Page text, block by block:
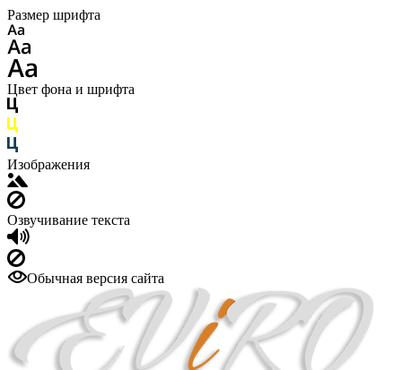
Размер шрифта
Цвет фона и шрифта
Изображения
Озвучивание текста
Обычная версия сайта